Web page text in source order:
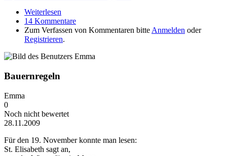
Weiterlesen
14 Kommentare
Zum Verfassen von Kommentaren bitte Anmelden oder
Registrieren.
Bauernregeln
Emma
0
Noch nicht bewertet
28.11.2009
Für den 19. November konnte man lesen:
St. Elisabeth sagt an,